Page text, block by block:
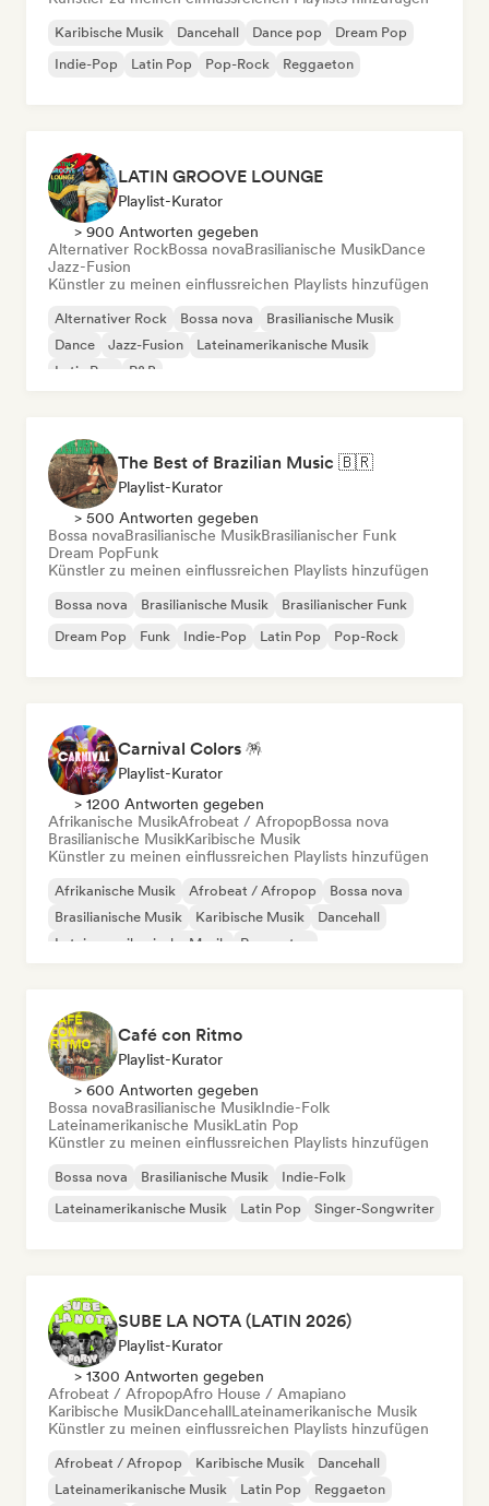
Karibische Musik Dancehall Dance pop
Dream Pop
Indie-Pop
Latin Pop Pop-Rock Reggaeton
LATIN GROOVE LOUNGE
Playlist-Kurator
> 900 Antworten gegeben
Alternativer RockBossa novaBrasilianische MusikDance
Jazz-Fusion
Künstler zu meinen einflussreichen Playlists hinzufügen
Alternativer Rock Bossa nova
Brasilianische Musik
Dance
Jazz-Fusion
Lateinamerikanische Musik
Latin Pop
R&B
The Best of Brazilian Music 🇧🇷
Playlist-Kurator
> 500 Antworten gegeben
Bossa novaBrasilianische MusikBrasilianischer Funk
Dream PopFunk
Künstler zu meinen einflussreichen Playlists hinzufügen
Bossa nova Brasilianische Musik
Brasilianischer Funk
Dream Pop
Funk Indie-Pop Latin Pop Pop-Rock
Carnival Colors 🪅
Playlist-Kurator
> 1200 Antworten gegeben
Afrikanische MusikAfrobeat / AfropopBossa nova
Brasilianische MusikKaribische Musik
Künstler zu meinen einflussreichen Playlists hinzufügen
Afrikanische Musik Afrobeat / Afropop
Bossa nova
Brasilianische Musik
Karibische Musik
Dancehall
Lateinamerikanische Musik
Reggaeton
Café con Ritmo
Playlist-Kurator
> 600 Antworten gegeben
Bossa novaBrasilianische MusikIndie-Folk
Lateinamerikanische MusikLatin Pop
Künstler zu meinen einflussreichen Playlists hinzufügen
Bossa nova Brasilianische Musik
Indie-Folk
Lateinamerikanische Musik
Latin Pop Singer-Songwriter
SUBE LA NOTA (LATIN 2026)
Playlist-Kurator
> 1300 Antworten gegeben
Afrobeat / AfropopAfro House / Amapiano
Karibische MusikDancehallLateinamerikanische Musik
Künstler zu meinen einflussreichen Playlists hinzufügen
Afrobeat / Afropop Karibische Musik
Dancehall
Lateinamerikanische Musik
Latin Pop
Reggaeton